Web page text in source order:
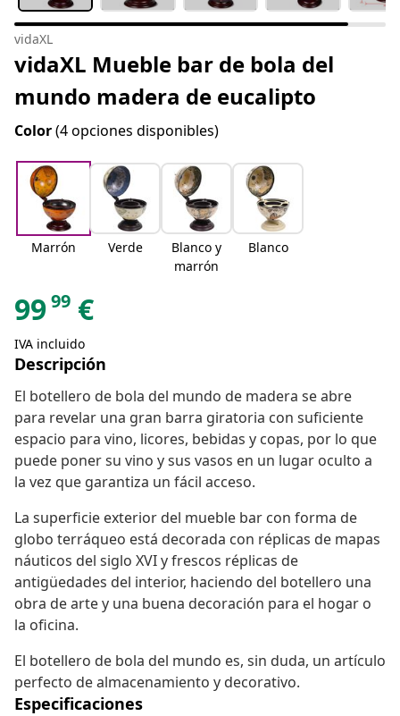
vidaXL
vidaXL Mueble bar de bola del
mundo madera de eucalipto
Color(4 opciones disponibles)
Marrón Verde
Blanco y
marrón
Blanco
9999 €
IVA incluido
Descripción
El botellero de bola del mundo de madera se abre
para revelar una gran barra giratoria con suficiente
espacio para vino, licores, bebidas y copas, por lo que
puede poner su vino y sus vasos en un lugar oculto a
la vez que garantiza un fácil acceso.
La superficie exterior del mueble bar con forma de
globo terráqueo está decorada con réplicas de mapas
náuticos del siglo XVI y frescos réplicas de
antigüedades del interior, haciendo del botellero una
obra de arte y una buena decoración para el hogar o
la oficina.
El botellero de bola del mundo es, sin duda, un artículo
perfecto de almacenamiento y decorativo.
Especificaciones